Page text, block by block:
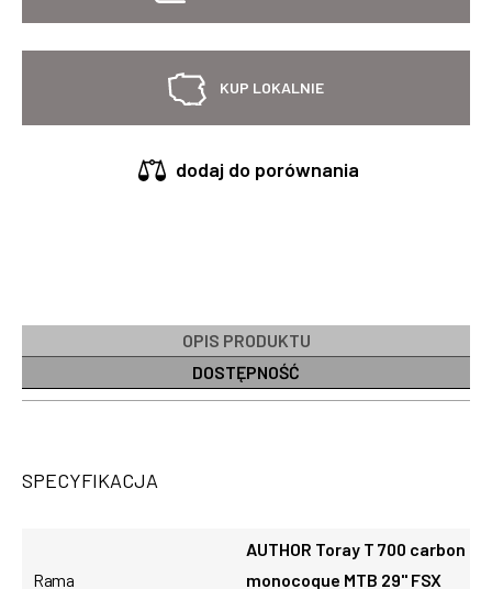
KUP LOKALNIE
dodaj do porównania
OPIS PRODUKTU
DOSTĘPNOŚĆ
SPECYFIKACJA
Rama
AUTHOR Toray T 700 carbon
monocoque MTB 29" FSX